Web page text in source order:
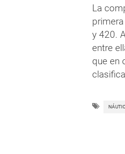
La
y 420.
entre
que en